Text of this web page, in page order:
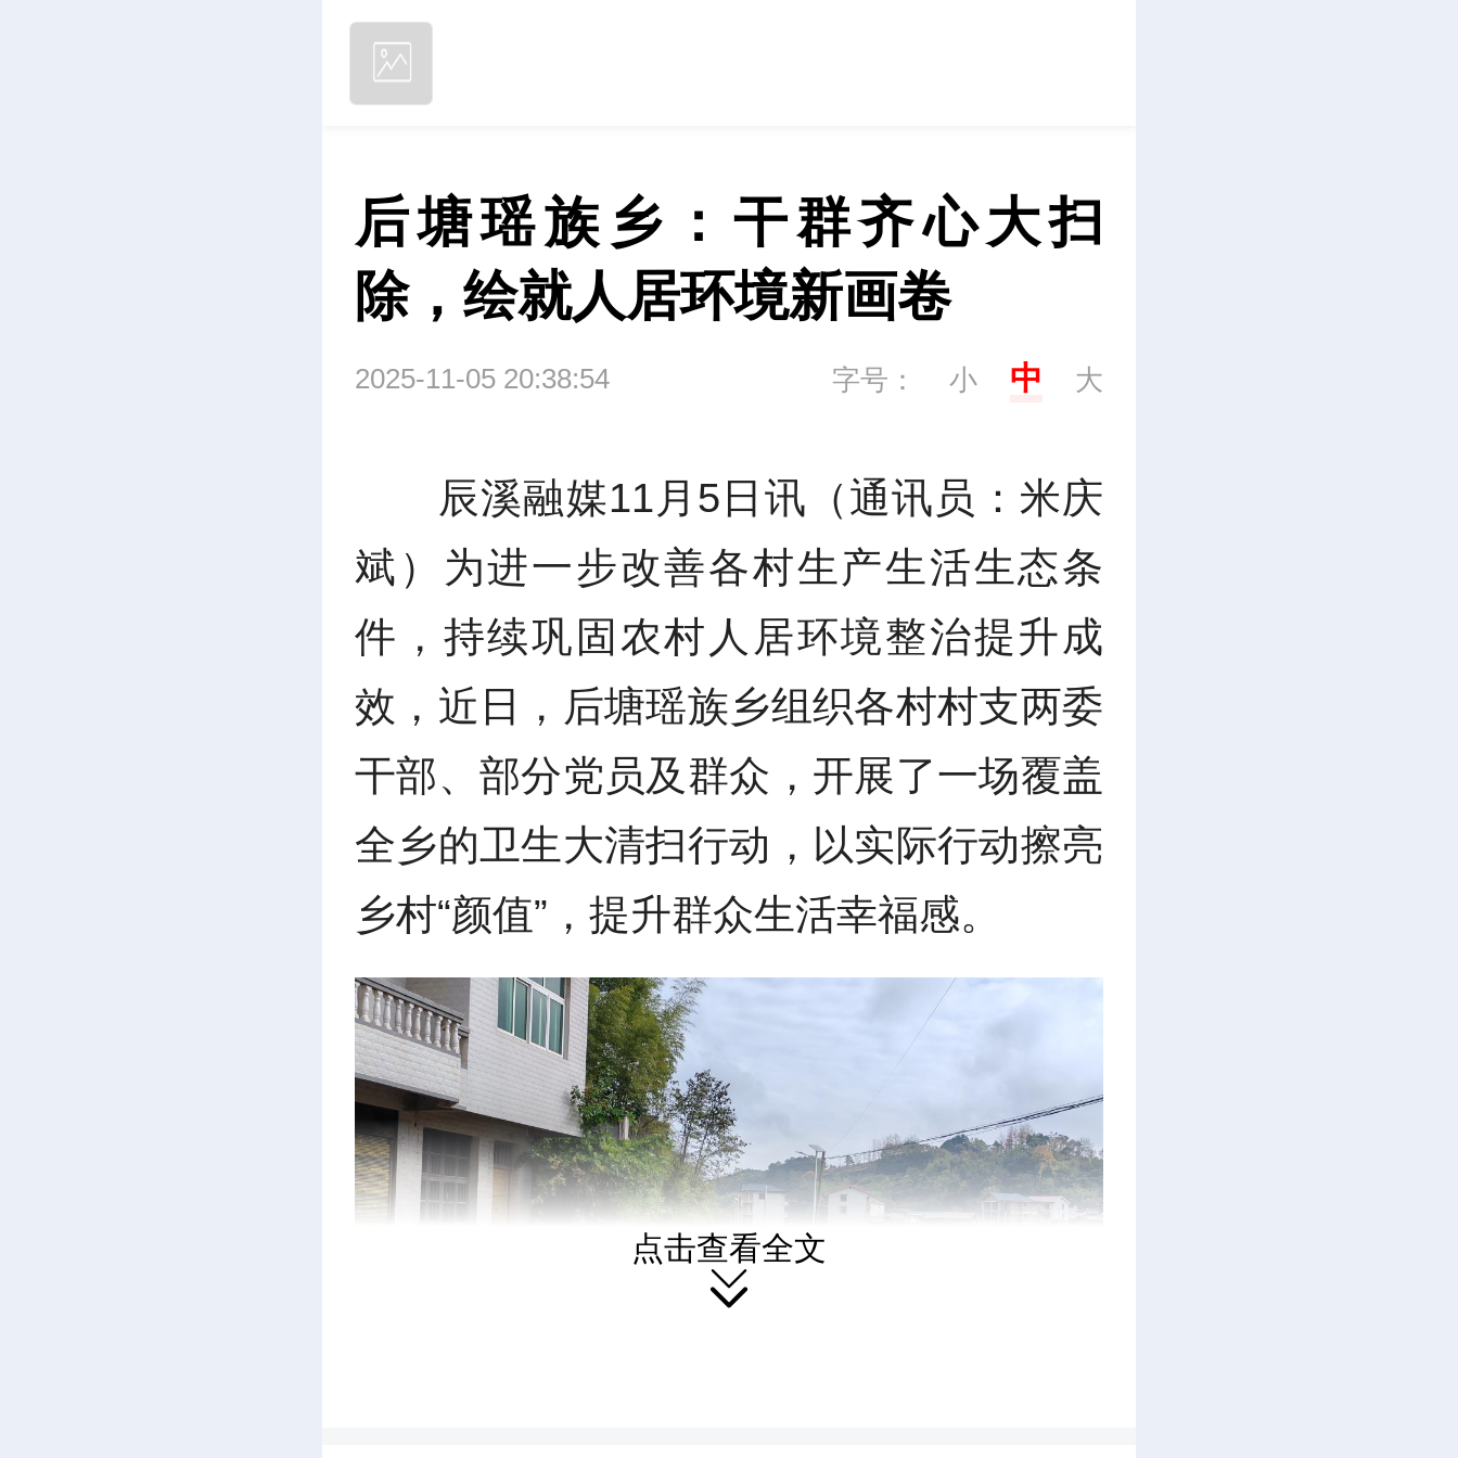
后塘瑶族乡：干群齐心大扫
除，绘就人居环境新画卷
2025-11-05 20:38:54 字号： 小 中 大
辰溪融媒11月5日讯（通讯员：米庆
斌）为进一步改善各村生产生活生态条
件，持续巩固农村人居环境整治提升成
效，近日，后塘瑶族乡组织各村村支两委
干部、部分党员及群众，开展了一场覆盖
全乡的卫生大清扫行动，以实际行动擦亮
乡村“颜值”，提升群众生活幸福感。
点击查看全文
